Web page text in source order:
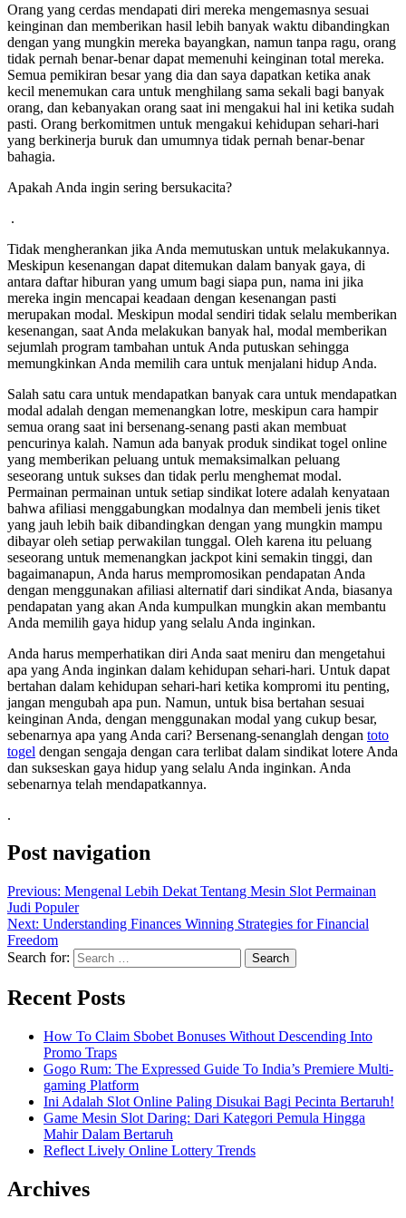
Orang yang cerdas mendapati diri mereka mengemasnya sesuai
keinginan dan memberikan hasil lebih banyak waktu dibandingkan
dengan yang mungkin mereka bayangkan, namun tanpa ragu, orang
tidak pernah benar-benar dapat memenuhi keinginan total mereka.
Semua pemikiran besar yang dia dan saya dapatkan ketika anak
kecil menemukan cara untuk menghilang sama sekali bagi banyak
orang, dan kebanyakan orang saat ini mengakui hal ini ketika sudah
pasti. Orang berkomitmen untuk mengakui kehidupan sehari-hari
yang berkinerja buruk dan umumnya tidak pernah benar-benar
bahagia.
Apakah Anda ingin sering bersukacita?
.
Tidak mengherankan jika Anda memutuskan untuk melakukannya.
Meskipun kesenangan dapat ditemukan dalam banyak gaya, di
antara daftar hiburan yang umum bagi siapa pun, nama ini jika
mereka ingin mencapai keadaan dengan kesenangan pasti
merupakan modal. Meskipun modal sendiri tidak selalu memberikan
kesenangan, saat Anda melakukan banyak hal, modal memberikan
sejumlah program tambahan untuk Anda putuskan sehingga
memungkinkan Anda memilih cara untuk menjalani hidup Anda.
Salah satu cara untuk mendapatkan banyak cara untuk mendapatkan
modal adalah dengan memenangkan lotre, meskipun cara hampir
semua orang saat ini bersenang-senang pasti akan membuat
pencurinya kalah. Namun ada banyak produk sindikat togel online
yang memberikan peluang untuk memaksimalkan peluang
seseorang untuk sukses dan tidak perlu menghemat modal.
Permainan permainan untuk setiap sindikat lotere adalah kenyataan
bahwa afiliasi menggabungkan modalnya dan membeli jenis tiket
yang jauh lebih baik dibandingkan dengan yang mungkin mampu
dibayar oleh setiap perwakilan tunggal. Oleh karena itu peluang
seseorang untuk memenangkan jackpot kini semakin tinggi, dan
bagaimanapun, Anda harus mempromosikan pendapatan Anda
dengan menggunakan afiliasi alternatif dari sindikat Anda, biasanya
pendapatan yang akan Anda kumpulkan mungkin akan membantu
Anda memilih gaya hidup yang selalu Anda inginkan.
Anda harus memperhatikan diri Anda saat meniru dan mengetahui
apa yang Anda inginkan dalam kehidupan sehari-hari. Untuk dapat
bertahan dalam kehidupan sehari-hari ketika kompromi itu penting,
jangan mengubah apa pun. Namun, untuk bisa bertahan sesuai
keinginan Anda, dengan menggunakan modal yang cukup besar,
sebenarnya apa yang Anda cari? Bersenang-senanglah dengan toto
togel dengan sengaja dengan cara terlibat dalam sindikat lotere Anda
dan sukseskan gaya hidup yang selalu Anda inginkan. Anda
sebenarnya telah mendapatkannya.
.
Post navigation
Previous: Mengenal Lebih Dekat Tentang Mesin Slot Permainan
Judi Populer
Next: Understanding Finances Winning Strategies for Financial
Freedom
Search for:
Recent Posts
How To Claim Sbobet Bonuses Without Descending Into
Promo Traps
Gogo Rum: The Expressed Guide To India’s Premiere Multi-
gaming Platform
Ini Adalah Slot Online Paling Disukai Bagi Pecinta Bertaruh!
Game Mesin Slot Daring: Dari Kategori Pemula Hingga
Mahir Dalam Bertaruh
Reflect Lively Online Lottery Trends
Archives